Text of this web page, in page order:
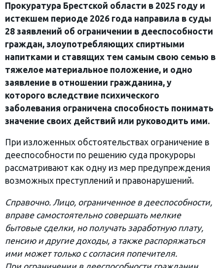
Прокуратура Брестской области в 2025 году и
истекшем периоде 2026 года направила в суды
28 заявлений об ограничении в дееспособности
граждан, злоупотребляющих спиртными
напитками и ставящих тем самым свою семью в
тяжелое материальное положение, и одно
заявление в отношении гражданина, у
которого вследствие психического
заболевания ограничена способность понимать
значение своих действий или руководить ими.
При изложенных обстоятельствах ограничение в
дееспособности по решению суда прокуроры
рассматривают как одну из мер предупреждения
возможных преступлений и правонарушений.
Справочно. Лицо, ограниченное в дееспособности,
вправе самостоятельно совершать мелкие
бытовые сделки, но получать заработную плату,
пенсию и другие доходы, а также распоряжаться
ими может только с согласия попечителя.